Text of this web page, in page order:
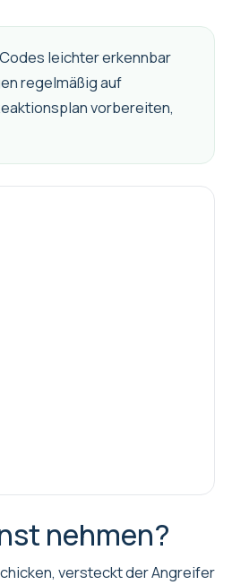
leichter erkennbar
regelmäßig auf
vorbereiten,
nehmen?
versteckt der Angreifer